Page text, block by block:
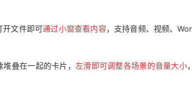
开文件即可通过小窗查看内容，支持音频、视频、
叠在一起的卡片， 左滑即可调整各场景的音量大小